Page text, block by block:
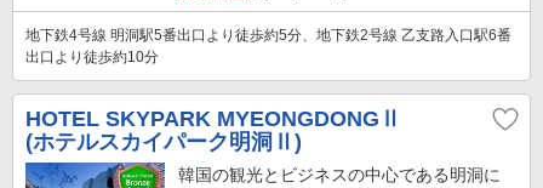
地下鉄4号線 明洞駅5番出口より徒歩約5分、地下鉄2号線 乙支路入口駅6番
出口より徒歩約10分
HOTEL SKYPARK MYEONGDONGⅡ
(ホテルスカイパーク明洞Ⅱ)
韓国の観光とビジネスの中心である明洞に